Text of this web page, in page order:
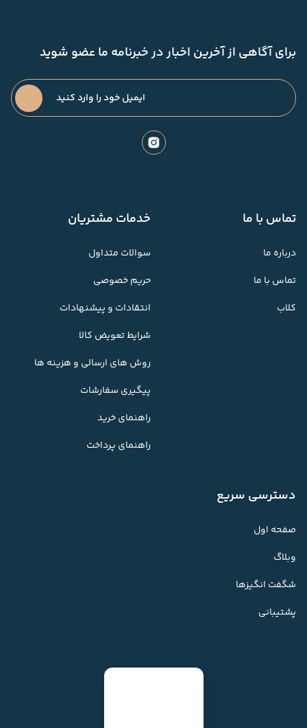
برای آگاهی از آخرین اخبار در خبرنامه ما عضو شوید
تماس با ما
درباره ما
تماس با ما
کلاب
خدمات مشتریان
سوالات متداول
حریم خصوصی
انتقادات و پیشنهادات
شرایط تعویض کالا
روش های ارسالی و هزینه ها
پیگیری سفارشات
راهنمای خرید
راهنمای پرداخت
دسترسی سریع
صفحه اول
وبلاگ
شگفت انگیزها
پشتیبانی